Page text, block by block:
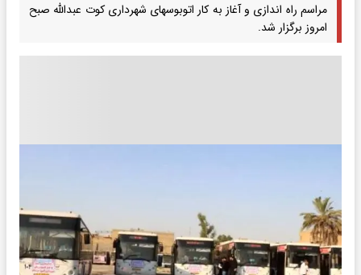
مراسم راه اندازی و آغاز به کار اتوبوسهای شهرداری کوت عبدالله صبح
امروز برگزار شد.